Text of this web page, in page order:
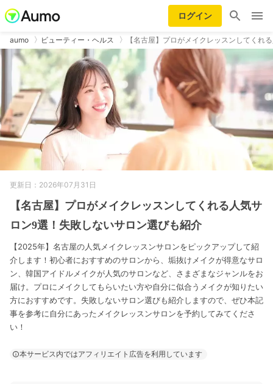
ログイン
aumo ビューティー・ヘルス 【名古屋】プロがメイクレッスンしてくれ
更新日：2026年07月31日
【名古屋】プロがメイクレッスンしてくれる人気サ
ロン9選！失敗しないサロン選びも紹介
【2025年】名古屋の人気メイクレッスンサロンをピックアップして紹
介します！初心者におすすめのサロンから、垢抜けメイクが得意なサロ
ン、韓国アイドルメイクが人気のサロンなど、さまざまなジャンルをお
届け。プロにメイクしてもらいたい方や自分に似合うメイクが知りたい
方におすすめです。失敗しないサロン選びも紹介しますので、ぜひ本記
事を参考に自分にあったメイクレッスンサロンを予約してみてくださ
い！
本サービス内ではアフィリエイト広告を利用しています